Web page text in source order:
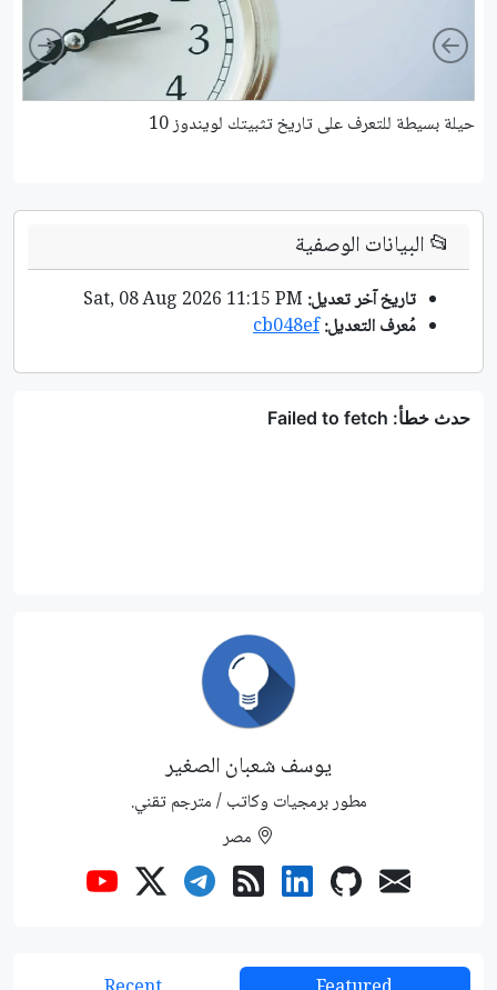
حيلة بسيطة للتعرف على تاريخ تثبيتك لويندوز 10
Left
📂البيانات الوصفية
تاريخ آخر تعديل:
مُعرف التعديل:cb048ef
يوسف شعبان الصغير
مطور برمجيات وكاتب / مترجم تقني.
مصر